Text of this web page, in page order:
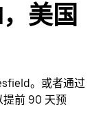
美国
。或者通过
提前 90 天预